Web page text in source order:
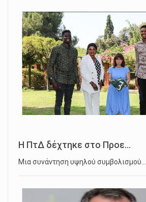
Η ΠτΔ δέχτηκε στο Προε...
Μια συνάντηση υψηλού συμβολισμού…